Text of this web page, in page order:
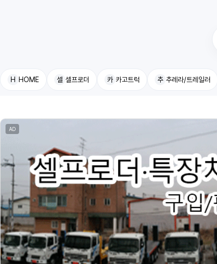
H HOME 셀 셀프로더 카 카고트럭 추 추레라/트레일러
AD